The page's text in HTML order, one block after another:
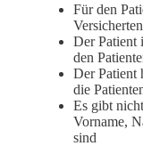
Für den
Der Patient
den
Der Patient
die
Es gibt
Vorname,
sind